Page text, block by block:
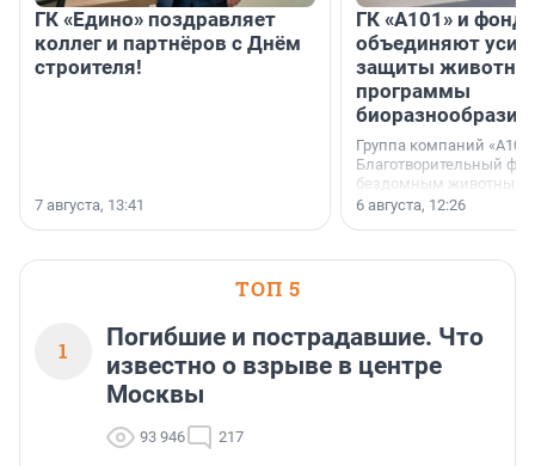
ГК «Едино» поздравляет
коллег и партнёров с Днём
строителя!
7 августа, 13:41
ГК «А101» и фонд
объединяют
защиты
программы
биоразнообразия
Группа компаний
Благотворительный
бездомным животным
заключили соглашение
6 августа, 12:26
ТОП 5
1
Погибшие и пострадавшие. Что
известно о взрыве в центре
Москвы
93 946 217